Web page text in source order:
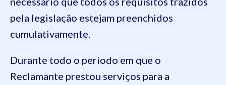
pela legislação estejam preenchidos
cumulativamente.
Durante todo o período em que o
Reclamante prestou serviços para a